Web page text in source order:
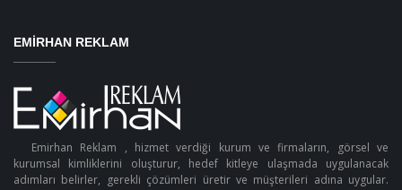
EMIRHAN REKLAM
Emirhan Reklam , hizmet verdiği kurum ve firmaların, görsel ve
kurumsal kimliklerini oluşturur, hedef kitleye ulaşmada uygulanacak
adımları belirler, gerekli çözümleri üretir ve müşterileri adına uygular.